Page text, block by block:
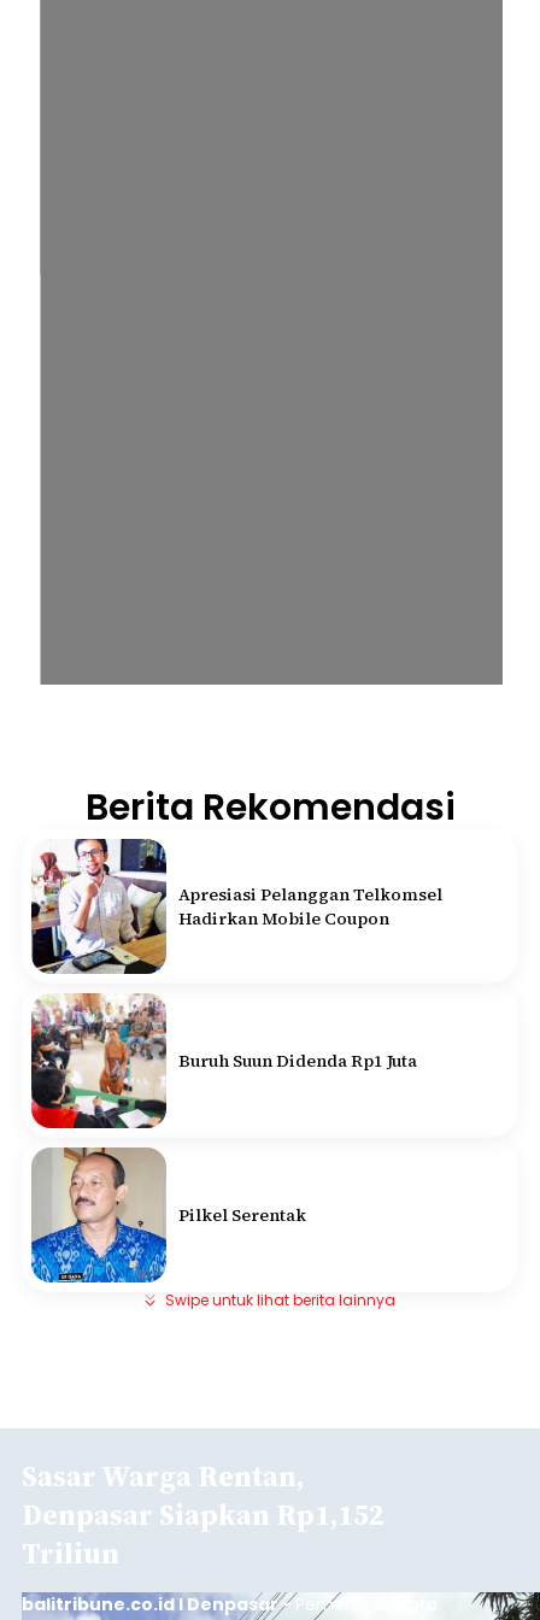
Berita Rekomendasi
Apresiasi Pelanggan Telkomsel
Hadirkan Mobile Coupon
Buruh Suun Didenda Rp1 Juta
Pilkel Serentak
Swipe untuk lihat berita lainnya
Sasar Warga Rentan,
Denpasar Siapkan Rp1,152
Triliun
balitribune.co.id I Denpasar -Pemerintah Kota